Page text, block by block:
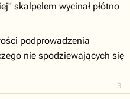
3
skalpelem wycinał płótno
podprowadzenia
nie spodziewających się